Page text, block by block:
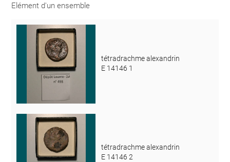
Elément d'un ensemble
tétradrachme alexandrin
E 14146 1
tétradrachme alexandrin
E 14146 2